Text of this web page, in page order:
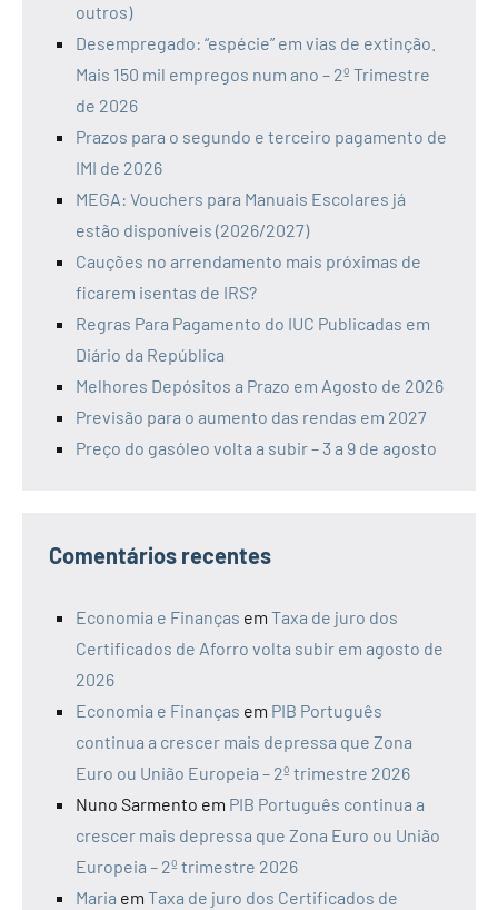
outros)
Desempregado: “espécie” em vias de extinção.
Mais 150 mil empregos num ano – 2º Trimestre
de 2026
Prazos para o segundo e terceiro pagamento de
IMI de 2026
MEGA: Vouchers para Manuais Escolares já
estão disponíveis (2026/2027)
Cauções no arrendamento mais próximas de
ficarem isentas de IRS?
Regras Para Pagamento do IUC Publicadas em
Diário da República
Melhores Depósitos a Prazo em Agosto de 2026
Previsão para o aumento das rendas em 2027
Preço do gasóleo volta a subir – 3 a 9 de agosto
Comentários recentes
Economia e Finanças em Taxa de juro dos
Certificados de Aforro volta subir em agosto de
2026
Economia e Finanças em PIB Português
continua a crescer mais depressa que Zona
Euro ou União Europeia – 2º trimestre 2026
Nuno Sarmento em PIB Português continua a
crescer mais depressa que Zona Euro ou União
Europeia – 2º trimestre 2026
Maria em Taxa de juro dos Certificados de